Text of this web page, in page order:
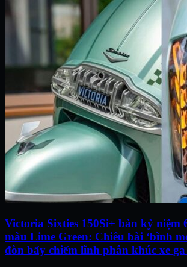
Victoria Sixties 150Si+ bản kỷ niệm
màu Lime Green: Chiêu bài ‘bình
đòn bẩy chiếm lĩnh phân khúc xe ga